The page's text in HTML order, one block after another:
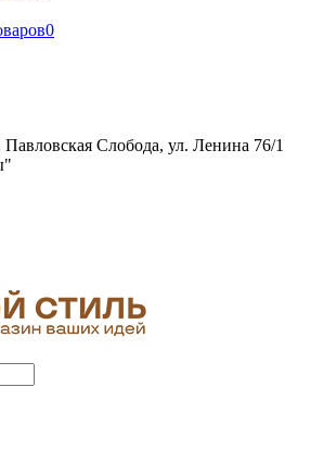
0
Павловская Слобода, ул. Ленина 76/1